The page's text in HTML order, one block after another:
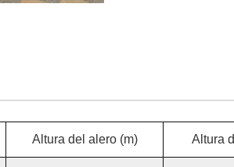
Altura del alero (m) Altura